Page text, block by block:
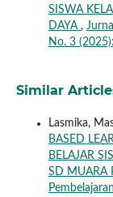
SISWA
DAYA ,
No. 3
Similar
Lasmika,
BASED
BELAJAR
SD MUARA